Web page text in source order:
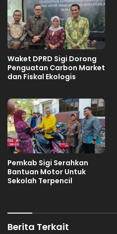
Waket DPRD Sigi Dorong
Penguatan Carbon Market
dan Fiskal Ekologis
Pemkab Sigi Serahkan
Bantuan Motor Untuk
Sekolah Terpencil
Berita Terkait